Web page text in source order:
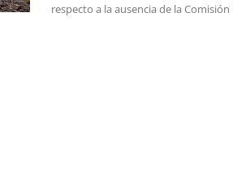
respecto a la ausencia de la